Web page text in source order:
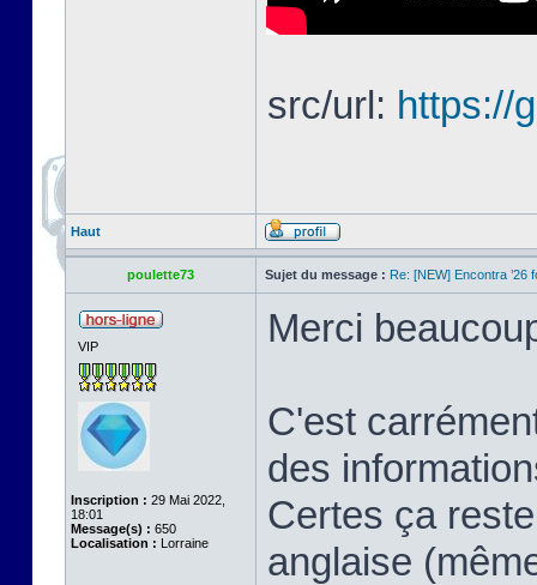
src/url: https://
Haut
poulette73 Sujet du message : Re: [NEW] Encontra ’26
VIP
Inscription : 29 Mai 2022,
18:01
Message(s) : 650
Localisation : Lorraine
Merci
C'est
des
Certes ça
anglaise